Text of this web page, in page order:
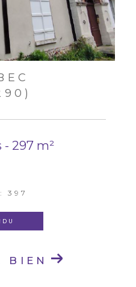
- 297 m²
397
BIEN